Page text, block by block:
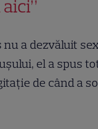
nu a dezvăluit
el a spus
de când a